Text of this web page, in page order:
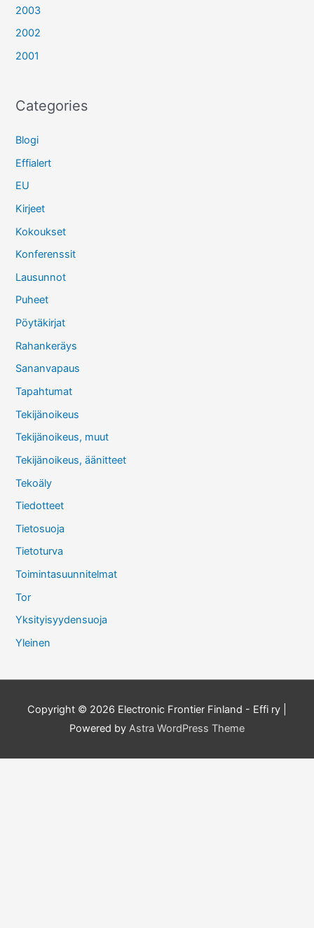
2003
2002
2001
Categories
Blogi
Effialert
EU
Kirjeet
Kokoukset
Konferenssit
Lausunnot
Puheet
Pöytäkirjat
Rahankeräys
Sananvapaus
Tapahtumat
Tekijänoikeus
Tekijänoikeus, muut
Tekijänoikeus, äänitteet
Tekoäly
Tiedotteet
Tietosuoja
Tietoturva
Toimintasuunnitelmat
Tor
Yksityisyydensuoja
Yleinen
Copyright © 2026 Electronic Frontier Finland - Effi ry
Powered by Astra WordPress Theme